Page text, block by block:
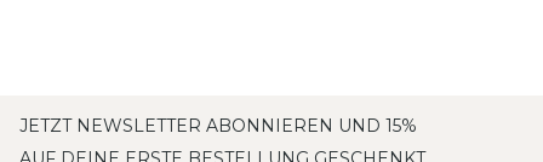
JETZT NEWSLETTER ABONNIEREN UND 15%